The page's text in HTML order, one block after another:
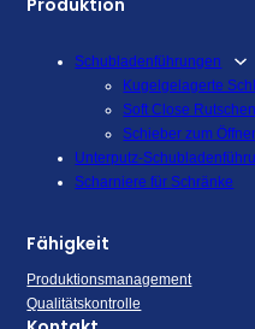
Produktion
Schubladenführungen
Kugelgelagerte
Soft Close Rutschen
Schieber zum
Unterputz-
Scharniere für Schränke
Fähigkeit
Produktionsmanagement
Qualitätskontrolle